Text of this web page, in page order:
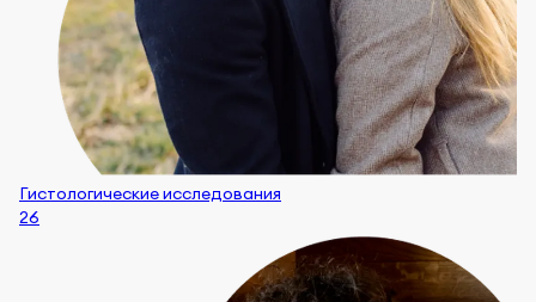
Гистологические исследования
26